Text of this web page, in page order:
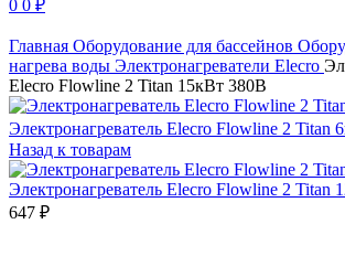
0 0 ₽
Главная Оборудование для бассейнов
нагрева воды Электронагреватели Elecro
Elecro Flowline 2 Titan 15кВт 380В
Электронагреватель Elecro Flowline 2 Titan
Назад к товарам
Электронагреватель Elecro Flowline 2 Titan
647 ₽